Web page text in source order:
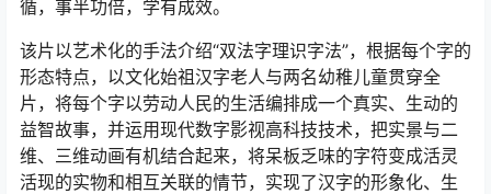
循，事半功倍，学有成效。
该片以艺术化的手法介绍“双法字理识字法”，根据每个字的
形态特点，以文化始祖汉字老人与两名幼稚儿童贯穿全
片，将每个字以劳动人民的生活编排成一个真实、生动的
益智故事，并运用现代数字影视高科技技术，把实景与二
维、三维动画有机结合起来，将呆板乏味的字符变成活灵
活现的实物和相互关联的情节，实现了汉字的形象化、生